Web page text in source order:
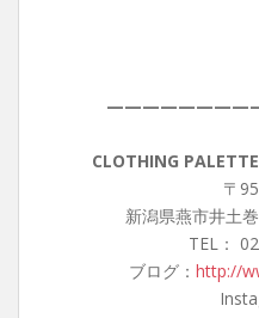
CLOTHING
〒
新潟県燕市井土
TEL：
ブログ： http://